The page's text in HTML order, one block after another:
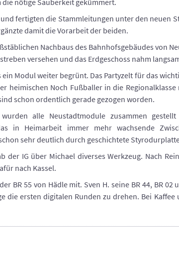
nötige Sauberkeit gekümmert.
fertigten die Stammleitungen unter den neuen
damit die Vorarbeit der beiden.
Nachbaus des Bahnhofsgebäudes von
versehen und das Erdgeschoss nahm
Modul weiter begrünt. Das Partyzelt für das
heimischen Noch Fußballer in die
schon ordentlich gerade gezogen worden.
alle Neustadtmodule zusammen
in Heimarbeit immer mehr wachsende
sehr deutlich durch geschichtete
der IG über Michael diverses Werkzeug. Nach
nach Kassel.
BR 55 von Hädle mit. Sven H. seine BR 44, BR 02
die ersten digitalen Runden zu drehen. Bei Kaffee